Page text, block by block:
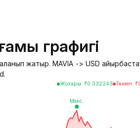
графигі
жатыр. MAVIA -> USD
Жоғары: ₹0.032243 Төмен: ₹